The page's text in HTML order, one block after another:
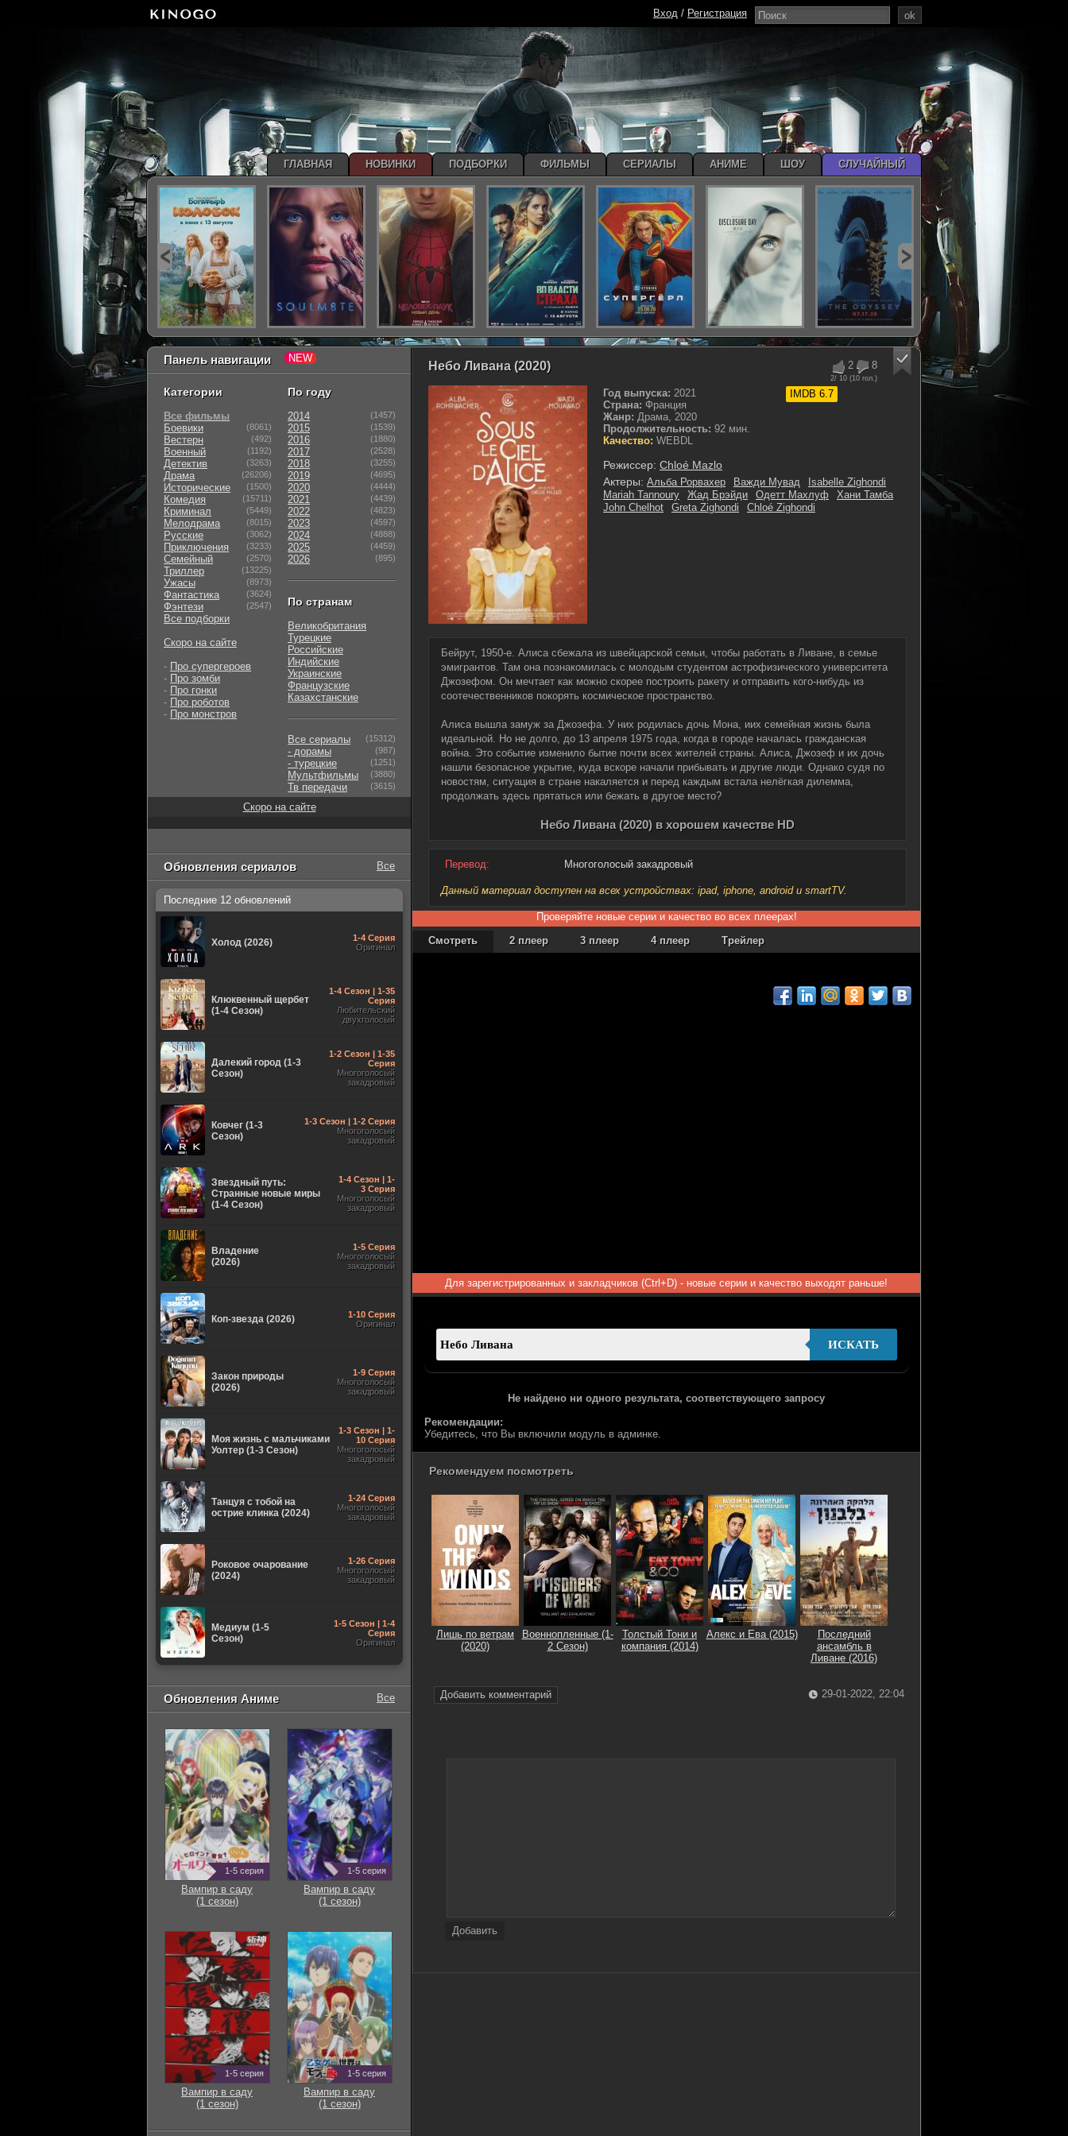
2 8
2/ 10 (10 гол.)
IMDB 6.7
Небо Ливана (2020)
Год выпуска: 2021
Страна: Франция
Жанр: Драма, 2020
Продолжительность: 92 мин.
Качество: WEBDL
Режиссер: Chloé Mazlo
Актеры: Альба Рорвахер Важди Мувад
Isabelle Zighondi
Mariah Tannoury
Жад Брэйди Одетт Махлуф
Хани Тамба
John Chelhot
Greta Zighondi Chloé Zighondi
Бейрут, 1950-е. Алиса сбежала из швейцарской семьи, чтобы работать в Ливане, в семье
эмигрантов. Там она познакомилась с молодым студентом астрофизического университета
Джозефом. Он мечтает как можно скорее построить ракету и отправить кого-нибудь из
соотечественников покорять космическое пространство.
Алиса вышла замуж за Джозефа. У них родилась дочь Мона, иих семейная жизнь была
идеальной. Но не долго, до 13 апреля 1975 года, когда в городе началась гражданская
война. Это событие изменило бытие почти всех жителей страны. Алиса, Джозеф и их дочь
нашли безопасное укрытие, куда вскоре начали прибывать и другие люди. Однако судя по
новостям, ситуация в стране накаляется и перед каждым встала нелёгкая дилемма,
продолжать здесь прятаться или бежать в другое место?
Небо Ливана (2020) в хорошем качестве HD
Перевод: Многоголосый закадровый
Данный материал доступен на всех устройствах: ipad, iphone, android и smartTV.
Проверяйте новые серии и качество во всех плеерах!
Смотреть
2 плеер 3 плеер 4 плеер Трейлер
Для зарегистрированных и закладчиков (Ctrl+D) - новые серии и качество выходят раньше!
ИСКАТЬ
Не найдено ни одного результата, соответствующего запросу
Рекомендации:
Убедитесь, что Вы включили модуль в админке.
Рекомендуем посмотреть
Лишь по ветрам
(2020)
Военнопленные (1-
2 Сезон)
Толстый Тони и
компания (2014)
Алекс и Ева (2015)
Последний
ансамбль в
Ливане (2016)
Добавить комментарий 29-01-2022, 22:04
Добавить
Панель навигации
Категории
Все фильмы
Боевики
(8061)
Вестерн (492)
Военный (1192)
Детектив (3263)
Драма (26206)
Исторические (1500)
Комедия (15711)
Криминал (5449)
Мелодрама (8015)
Русские (3062)
Приключения (3233)
Семейный (2570)
Триллер (13225)
Ужасы (8973)
Фантастика (3624)
Фэнтези (2547)
Все подборки
Скоро на сайте
- Про супергероев
- Про зомби
- Про гонки
- Про роботов
- Про монстров
По году
2014 (1457)
2015 (1539)
2016 (1880)
2017 (2528)
2018 (3255)
2019 (4695)
2020 (4444)
2021 (4439)
2022 (4823)
2023 (4597)
2024 (4888)
2025 (4459)
2026 (895)
По странам
Великобритания
Турецкие
Российские
Индийские
Украинские
Французские
Казахстанские
Все сериалы (15312)
- дорамы (987)
- турецкие (1251)
Мультфильмы (3880)
Тв передачи (3615)
Скоро на сайте
Обновления сериалов Все
Последние 12 обновлений
Холод (2026)
1-4 Серия
Оригинал
Клюквенный щербет
(1-4 Сезон)
1-4 Сезон | 1-35
Серия
Любительский
двухголосый
Далекий город (1-3
Сезон)
1-2 Сезон | 1-35
Серия
Многоголосый
закадровый
Ковчег (1-3
Сезон)
1-3 Сезон | 1-2 Серия
Многоголосый
закадровый
Звездный путь:
Странные новые миры
(1-4 Сезон)
1-4 Сезон | 1-
3 Серия
Многоголосый
закадровый
Владение
(2026)
1-5 Серия
Многоголосый
закадровый
Коп-звезда (2026)
1-10 Серия
Оригинал
Закон природы
(2026)
1-9 Серия
Многоголосый
закадровый
Моя жизнь с мальчиками
Уолтер (1-3 Сезон)
1-3 Сезон | 1-
10 Серия
Многоголосый
закадровый
Танцуя с тобой на
острие клинка (2024)
1-24 Серия
Многоголосый
закадровый
Роковое очарование
(2024)
1-26 Серия
Многоголосый
закадровый
Медиум (1-5
Сезон)
1-5 Сезон | 1-4
Серия
Оригинал
Обновления Аниме Все
1-5 серия
Вампир в саду
(1 сезон)
1-5 серия
Вампир в саду
(1 сезон)
1-5 серия
Вампир в саду
(1 сезон)
1-5 серия
Вампир в саду
(1 сезон)
ok
Вход / Регистрация
ГЛАВНАЯ НОВИНКИ ПОДБОРКИ ФИЛЬМЫ СЕРИАЛЫ АНИМЕ ШОУ СЛУЧАЙНЫЙ